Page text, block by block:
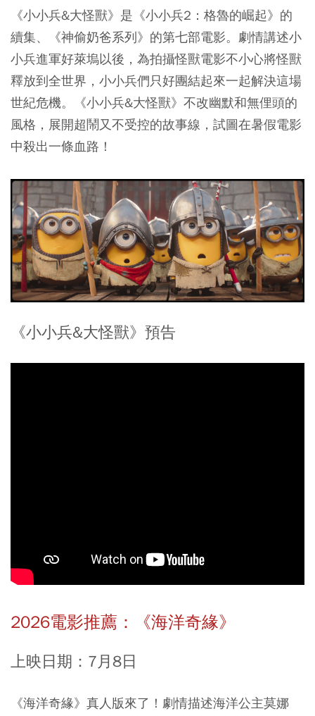
《小小兵&大怪獸》是《小小兵2：格魯的崛起》的
續集、《神偷奶爸系列》的第七部電影。劇情講述小
小兵進軍好萊塢以後，為拍攝怪獸電影不小心將怪獸
釋放到全世界，小小兵們只好團結起來一起解決這場
世紀危機。
《小小兵&大怪獸》不改幽默和無俚頭的
風格，展開超鬧又不受控的故事線，試圖在暑假電影
中殺出一條血路！
《小小兵&大怪獸》預告
2026電影推薦：《海洋奇緣》
上映日期：7月8日
《海洋奇緣》真人版來了！劇情描述海洋公主莫娜